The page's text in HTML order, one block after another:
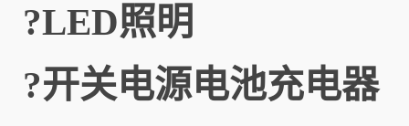
?LED照明
?开关电源电池充电器